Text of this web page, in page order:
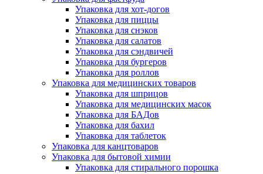
Упаковка для хот-догов
Упаковка для пиццы
Упаковка для снэков
Упаковка для салатов
Упаковка для сэндвичей
Упаковка для бургеров
Упаковка для роллов
Упаковка для медицинских товаров
Упаковка для шприцов
Упаковка для медицинских масок
Упаковка для БАДов
Упаковка для бахил
Упаковка для таблеток
Упаковка для канцтоваров
Упаковка для бытовой химии
Упаковка для стирального порошка